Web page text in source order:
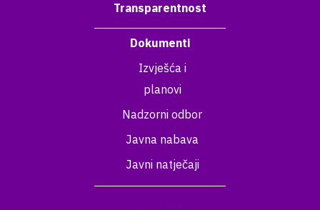
Transparentnost
Dokumenti
Izvješća i
planovi
Nadzorni odbor
Javna nabava
Javni natječaji